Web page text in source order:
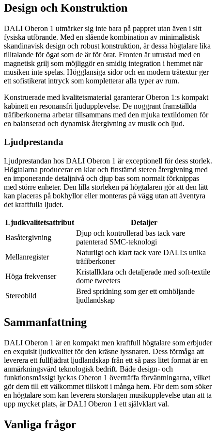
Design och Konstruktion
DALI Oberon 1 utmärker sig inte bara på pappret utan även i sitt
fysiska utförande. Med en slående kombination av minimalistisk
skandinavisk design och robust konstruktion, är dessa högtalare lika
tilltalande för ögat som de är för örat. Fronten är utrustad med en
magnetisk grilj som möjliggör en smidig integration i hemmet när
musiken inte spelas. Högglansiga sidor och en modern trätextur ger
ett sofistikerat intryck som kompletterar alla typer av rum.
Konstruerade med kvalitetsmaterial garanterar Oberon 1:s kompakt
kabinett en resonansfri ljudupplevelse. De noggrant framställda
träfiberkonerna arbetar tillsammans med den mjuka textildomen för
en balanserad och dynamisk återgivning av musik och ljud.
Ljudprestanda
Ljudprestandan hos DALI Oberon 1 är exceptionell för dess storlek.
Högtalarna producerar en klar och finstämd stereo återgivning med
en imponerande detaljnivå och djup bas som normalt förknippas
med större enheter. Den lilla storleken på högtalaren gör att den lätt
kan placeras på bokhyllor eller monteras på vägg utan att äventyra
det kraftfulla ljudet.
Ljudkvalitetsattribut
Detaljer
Basåtergivning
Djup och kontrollerad bas tack vare
patenterad SMC-teknologi
Mellanregister
Naturligt och klart tack vare DALI:s unika
träfiberkoner
Höga frekvenser
Kristallklara och detaljerade med soft-textile
dome tweeters
Stereobild
Bred spridning som ger ett omhöljande
ljudlandskap
Sammanfattning
DALI Oberon 1 är en kompakt men kraftfull högtalare som erbjuder
en exquisit ljudkvalitet för den kräsne lyssnaren. Dess förmåga att
leverera ett fullfjädrat ljudlandskap från ett så pass litet format är en
anmärkningsvärd teknologisk bedrift. Både design- och
funktionsmässigt lyckas Oberon 1 överträffa förväntningarna, vilket
gör dem till ett välkommet tillskott i många hem. För dem som söker
en högtalare som kan leverera storslagen musikupplevelse utan att ta
upp mycket plats, är DALI Oberon 1 ett självklart val.
Vanliga frågor